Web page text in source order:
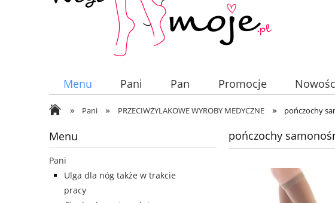
Menu Pani Pan Promocje
» Pani » PRZECIWŻYLAKOWE WYROBY MEDYCZNE » pończochy
Menu
Pani
Ulga dla nóg także w trakcie
pracy
pończochy